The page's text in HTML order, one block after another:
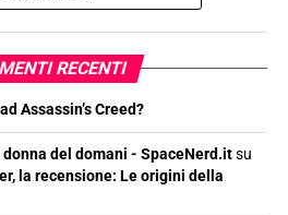
RECENTI
Assassin’s Creed?
del domani - SpaceNerd.itsu
la recensione: Le origini della